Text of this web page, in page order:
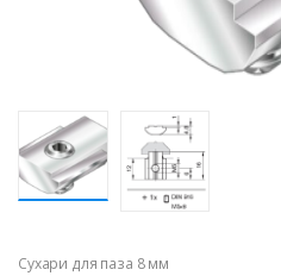
Сухари для паза 8 мм